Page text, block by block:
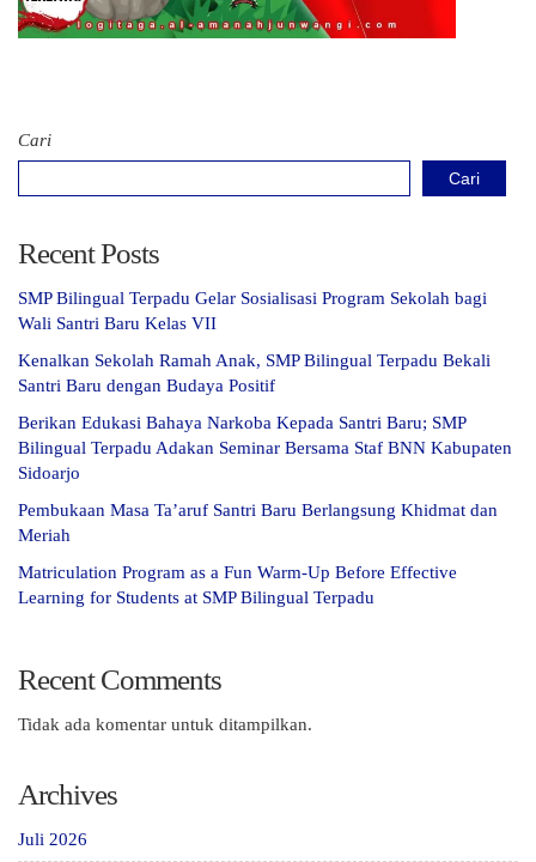
Cari
Cari
Recent Posts
SMP Bilingual Terpadu Gelar Sosialisasi Program Sekolah bagi
Wali Santri Baru Kelas VII
Kenalkan Sekolah Ramah Anak, SMP Bilingual Terpadu Bekali
Santri Baru dengan Budaya Positif
Berikan Edukasi Bahaya Narkoba Kepada Santri Baru; SMP
Bilingual Terpadu Adakan Seminar Bersama Staf BNN Kabupaten
Sidoarjo
Pembukaan Masa Ta’aruf Santri Baru Berlangsung Khidmat dan
Meriah
Matriculation Program as a Fun Warm-Up Before Effective
Learning for Students at SMP Bilingual Terpadu
Recent Comments
Tidak ada komentar untuk ditampilkan.
Archives
Juli 2026